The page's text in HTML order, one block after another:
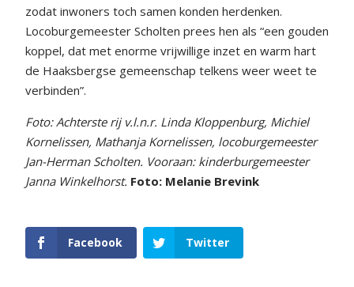
zodat inwoners toch samen konden herdenken.
Locoburgemeester Scholten prees hen als “een gouden
koppel, dat met enorme vrijwillige inzet en warm hart
de Haaksbergse gemeenschap telkens weer weet te
verbinden”.
Foto: Achterste rij v.l.n.r. Linda Kloppenburg, Michiel
Kornelissen, Mathanja Kornelissen, locoburgemeester
Jan-Herman Scholten. Vooraan: kinderburgemeester
Janna Winkelhorst. Foto: Melanie Brevink
Facebook Twitter